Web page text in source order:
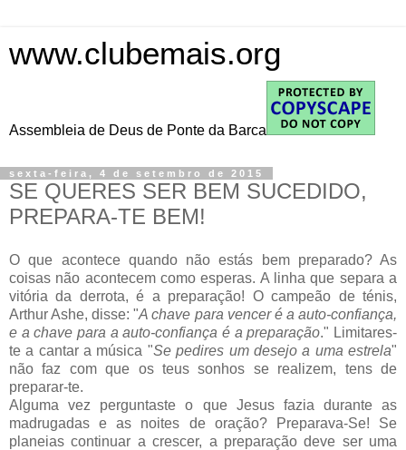
www.clubemais.org
Assembleia de Deus de Ponte da Barca
sexta-feira, 4 de setembro de 2015
SE QUERES SER BEM SUCEDIDO,
PREPARA-TE BEM!
O que acontece quando não estás bem preparado? As
coisas não acontecem como esperas. A linha que separa a
vitória da derrota, é a preparação! O campeão de ténis,
Arthur Ashe, disse: "A chave para vencer é a auto-confiança,
e a chave para a auto-confiança é a preparação." Limitares-
te a cantar a música "Se pedires um desejo a uma estrela"
não faz com que os teus sonhos se realizem, tens de
preparar-te.
Alguma vez perguntaste o que Jesus fazia durante as
madrugadas e as noites de oração? Preparava-Se! Se
planeias continuar a crescer, a preparação deve ser uma